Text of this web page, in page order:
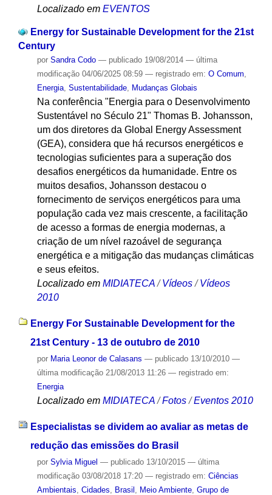
Localizado em EVENTOS
Energy for Sustainable Development for the 21st
Century
por Sandra Codo — publicado19/08/2014 — última
modificação04/06/2025 08:59 — registrado em: O Comum,
Energia, Sustentabilidade, Mudanças Globais
Na conferência "Energia para o Desenvolvimento
Sustentável no Século 21" Thomas B. Johansson,
um dos diretores da Global Energy Assessment
(GEA), considera que há recursos energéticos e
tecnologias suficientes para a superação dos
desafios energéticos da humanidade. Entre os
muitos desafios, Johansson destacou o
fornecimento de serviços energéticos para uma
população cada vez mais crescente, a facilitação
de acesso a formas de energia modernas, a
criação de um nível razoável de segurança
energética e a mitigação das mudanças climáticas
e seus efeitos.
Localizado em MIDIATECA / Vídeos / Vídeos
2010
Energy For Sustainable Development for the
21st Century - 13 de outubro de 2010
por Maria Leonor de Calasans — publicado13/10/2010 —
última modificação21/08/2013 11:26 — registrado em:
Energia
Localizado em MIDIATECA /Fotos /Eventos 2010
Especialistas se dividem ao avaliar as metas de
redução das emissões do Brasil
por Sylvia Miguel — publicado13/10/2015 — última
modificação03/08/2018 17:20 — registrado em: Ciências
Ambientais Cidades Brasil Meio Ambiente, Grupo de